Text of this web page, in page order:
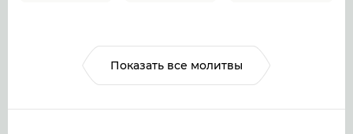
Показать все молитвы